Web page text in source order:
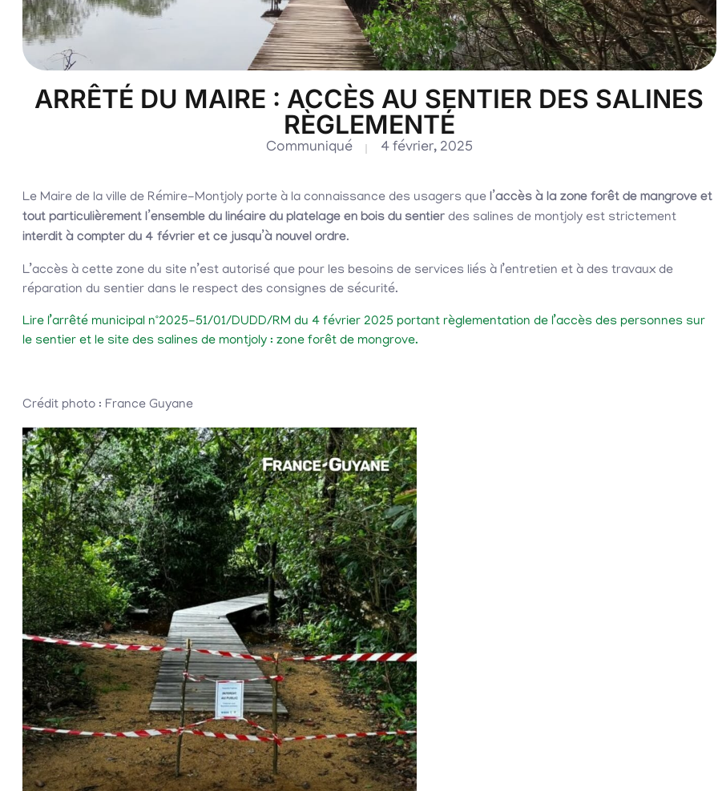
ARRÊTÉ DU MAIRE : ACCÈS AU SENTIER DES SALINES
RÈGLEMENTÉ
Communiqué 4 février, 2025
Le Maire de la ville de Rémire-Montjoly porte à la connaissance des usagers que l’accès à la zone forêt de mangrove et
tout particulièrement l’ensemble du linéaire du platelage en bois du sentier des salines de montjoly est strictement
interdit à compter du 4 février et ce jusqu’à nouvel ordre.
L’accès à cette zone du site n’est autorisé que pour les besoins de services liés à l’entretien et à des travaux de
réparation du sentier dans le respect des consignes de sécurité.
Lire l’arrêté municipal n°2025-51/01/DUDD/RM du 4 février 2025 portant règlementation de l’accès des personnes sur
le sentier et le site des salines de montjoly : zone forêt de mongrove.
Crédit photo : France Guyane